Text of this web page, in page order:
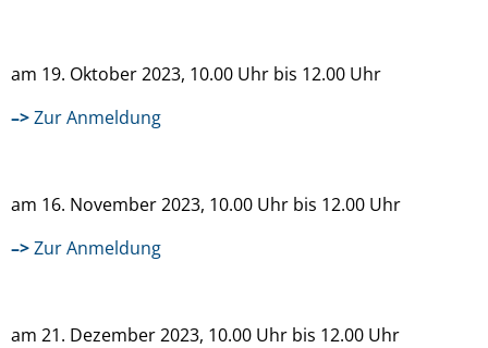
am 19. Oktober 2023, 10.00 Uhr bis 12.00 Uhr
–>Zur Anmeldung
am 16. November 2023, 10.00 Uhr bis 12.00 Uhr
–>Zur Anmeldung
am 21. Dezember 2023, 10.00 Uhr bis 12.00 Uhr